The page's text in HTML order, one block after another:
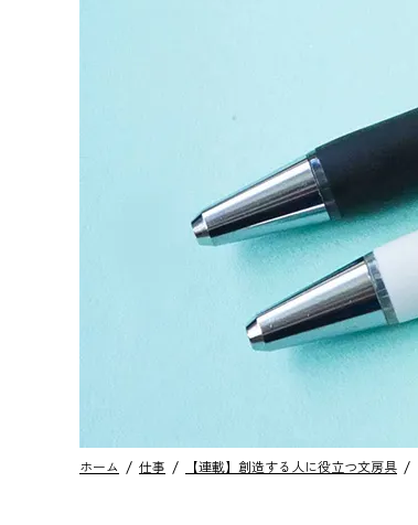
ホーム 仕事 【連載】創造する人に役立つ文房具